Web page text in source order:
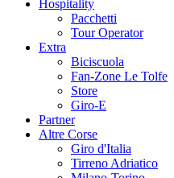
Hospitality
Pacchetti
Tour Operator
Extra
Biciscuola
Fan-Zone Le Tolfe
Store
Giro-E
Partner
Altre Corse
Giro d'Italia
Tirreno Adriatico